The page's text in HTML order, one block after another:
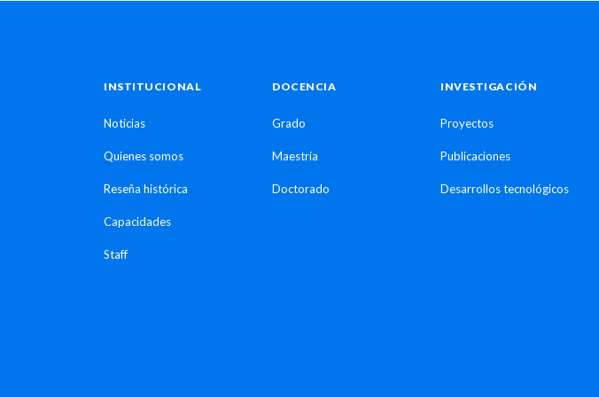
INSTITUCIONAL
Noticias
Quienes somos
Reseña histórica
Capacidades
Staff
DOCENCIA
Grado
Maestría
Doctorado
INVESTIGACIÓN
Proyectos
Publicaciones
Desarrollos tecnológicos